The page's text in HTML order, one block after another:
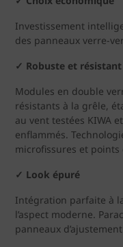
Investissement
des panneaux verre-
✓ Robuste et
Modules en double
résistants à la grêle,
au vent testées KIWA
enflammés.
microfissures et
✓ Look épuré
Intégration parfaite à
l’aspect moderne.
panneaux